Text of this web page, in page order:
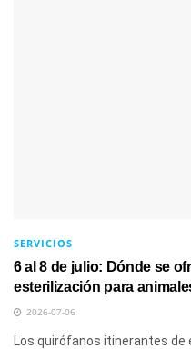
SERVICIOS
6 al 8 de julio: Dónde se
esterilización para
2026-07-06
Los quirófanos itinerantes de